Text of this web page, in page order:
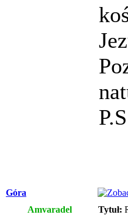
Góra
Amvaradel
Tytuł: